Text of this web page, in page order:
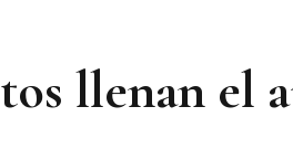
llenan el